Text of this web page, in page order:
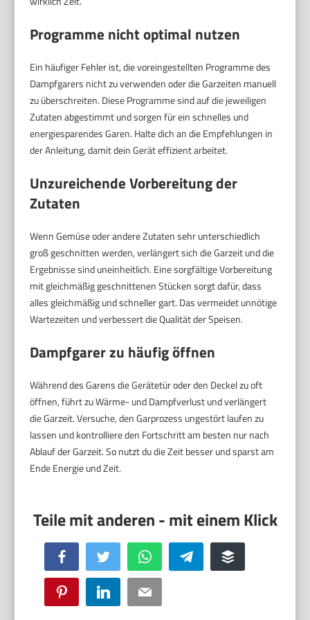
Programme nicht optimal nutzen
Ein häufiger Fehler ist, die voreingestellten Programme des
Dampfgarers nicht zu verwenden oder die Garzeiten manuell
zu überschreiten. Diese Programme sind auf die jeweiligen
Zutaten abgestimmt und sorgen für ein schnelles und
energiesparendes Garen. Halte dich an die Empfehlungen in
der Anleitung, damit dein Gerät effizient arbeitet.
Unzureichende Vorbereitung der
Zutaten
Wenn Gemüse oder andere Zutaten sehr unterschiedlich
groß geschnitten werden, verlängert sich die Garzeit und die
Ergebnisse sind uneinheitlich. Eine sorgfältige Vorbereitung
mit gleichmäßig geschnittenen Stücken sorgt dafür, dass
alles gleichmäßig und schneller gart. Das vermeidet unnötige
Wartezeiten und verbessert die Qualität der Speisen.
Dampfgarer zu häufig öffnen
Während des Garens die Gerätetür oder den Deckel zu oft
öffnen, führt zu Wärme- und Dampfverlust und verlängert
die Garzeit. Versuche, den Garprozess ungestört laufen zu
lassen und kontrolliere den Fortschritt am besten nur nach
Ablauf der Garzeit. So nutzt du die Zeit besser und sparst am
Ende Energie und Zeit.
Facebook Twitter WhatsApp Telegram Buffer
Pinterest LinkedIn Email